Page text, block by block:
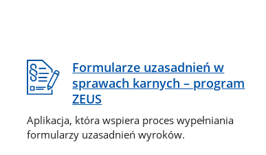
Formularze uzasadnień w
sprawach karnych – program
ZEUS
Aplikacja, która wspiera proces wypełniania
formularzy uzasadnień wyroków.